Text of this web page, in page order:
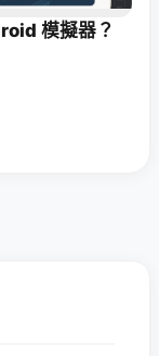
模擬器？